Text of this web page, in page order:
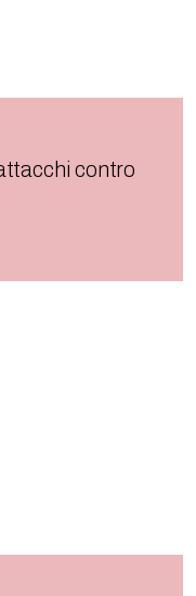
contro